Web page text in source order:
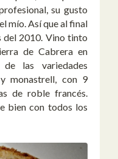
su gusto
mío. Así que al final
del 2010. Vino tinto
de Cabrera en
las variedades
monastrell, con 9
de roble francés.
bien con todos los